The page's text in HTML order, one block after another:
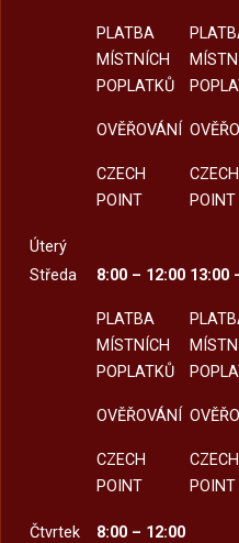
PLATBA
MÍSTNÍCH
POPLATKŮ
OVĚŘOVÁNÍ
CZECH
POINT
CZECH
POINT
Úterý
Středa
8:00 – 12:00
PLATBA
MÍSTNÍCH
POPLATKŮ
OVĚŘOVÁNÍ
CZECH
POINT
13:00
CZECH
POINT
Čtvrtek
8:00 – 12:00